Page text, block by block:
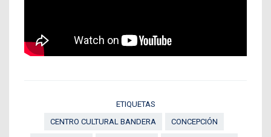
ETIQUETAS
CENTRO CULTURAL BANDERA
CONCEPCIÓN